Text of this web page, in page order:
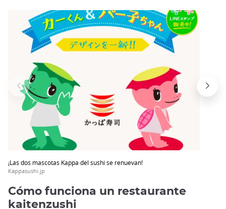
¡Las dos mascotas Kappa del sushi se renuevan!
Kappasushi.jp
Cómo funciona un restaurante
kaitenzushi